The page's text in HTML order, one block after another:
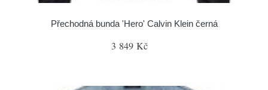
Přechodná bunda 'Hero' Calvin Klein černá
3 849 Kč